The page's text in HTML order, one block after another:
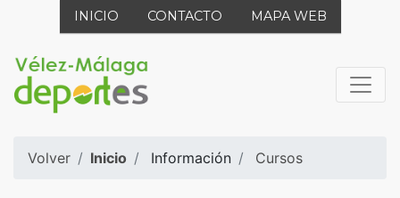
INICIO CONTACTO MAPA WEB
Volver Inicio Información Cursos